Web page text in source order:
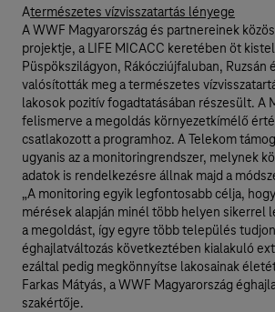
Atermészetes vízvisszatartás lényege
A WWF Magyarország és partnereinek
projektje, a LIFE MICACC keretében öt
Püspökszilágyon, Rákócziújfaluban, Ruzsán
valósították meg a természetes
lakosok pozitív fogadtatásában részesült. A
felismerve a megoldás környezetkímélő
csatlakozott a programhoz. A Telekom
ugyanis az a monitoringrendszer, melynek
adatok is rendelkezésre állnak majd a
„A monitoring egyik legfontosabb célja,
mérések alapján minél több helyen sikerrel
a megoldást, így egyre több település
éghajlatváltozás következtében kialakuló
ezáltal pedig megkönnyítse lakosainak
Farkas Mátyás, a WWF Magyarország
szakértője.